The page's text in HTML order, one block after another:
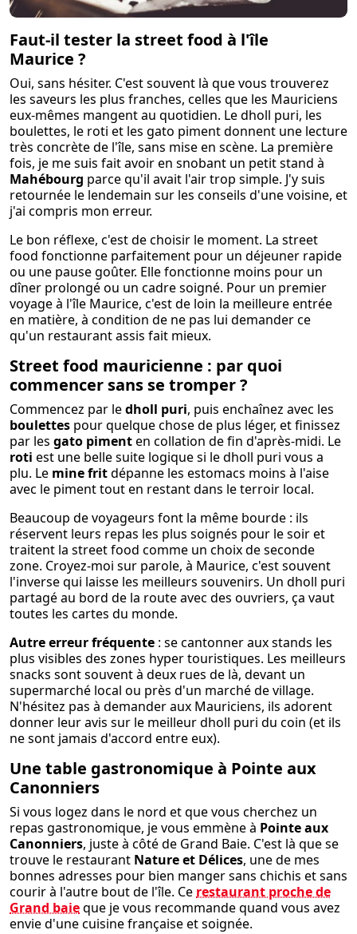
Faut-il tester la street food à l'île
Maurice ?
Oui, sans hésiter. C'est souvent là que vous trouverez
les saveurs les plus franches, celles que les Mauriciens
eux-mêmes mangent au quotidien. Le dholl puri, les
boulettes, le roti et les gato piment donnent une lecture
très concrète de l'île, sans mise en scène. La première
fois, je me suis fait avoir en snobant un petit stand à
Mahébourg parce qu'il avait l'air trop simple. J'y suis
retournée le lendemain sur les conseils d'une voisine, et
j'ai compris mon erreur.
Le bon réflexe, c'est de choisir le moment. La street
food fonctionne parfaitement pour un déjeuner rapide
ou une pause goûter. Elle fonctionne moins pour un
dîner prolongé ou un cadre soigné. Pour un premier
voyage à l'île Maurice, c'est de loin la meilleure entrée
en matière, à condition de ne pas lui demander ce
qu'un restaurant assis fait mieux.
Street food mauricienne : par quoi
commencer sans se tromper ?
Commencez par ledholl puri, puis enchaînez avec les
boulettes pour quelque chose de plus léger, et finissez
par les gato pimenten collation de fin d'après-midi. Le
roti est une belle suite logique si le dholl puri vous a
plu. Le mine fritdépanne les estomacs moins à l'aise
avec le piment tout en restant dans le terroir local.
Beaucoup de voyageurs font la même bourde : ils
réservent leurs repas les plus soignés pour le soir et
traitent la street food comme un choix de seconde
zone. Croyez-moi sur parole, à Maurice, c'est souvent
l'inverse qui laisse les meilleurs souvenirs. Un dholl puri
partagé au bord de la route avec des ouvriers, ça vaut
toutes les cartes du monde.
Autre erreur fréquente : se cantonner aux stands les
plus visibles des zones hyper touristiques. Les meilleurs
snacks sont souvent à deux rues de là, devant un
supermarché local ou près d'un marché de village.
N'hésitez pas à demander aux Mauriciens, ils adorent
donner leur avis sur le meilleur dholl puri du coin (et ils
ne sont jamais d'accord entre eux).
Une table gastronomique à Pointe aux
Canonniers
Si vous logez dans le nord et que vous cherchez un
repas gastronomique, je vous emmène à Pointe aux
Canonniers, juste à côté de Grand Baie. C'est là que se
trouve le restaurant Nature et Délices, une de mes
bonnes adresses pour bien manger sans chichis et sans
courir à l'autre bout de l'île. Ce restaurant proche de
Grand baieque je vous recommande quand vous avez
envie d'une cuisine française et soignée.